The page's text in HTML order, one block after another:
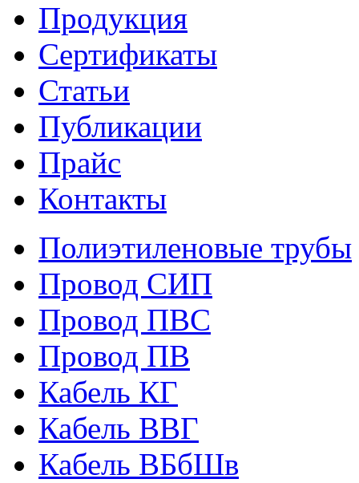
Продукция
Сертификаты
Статьи
Публикации
Прайс
Контакты
Полиэтиленовые трубы
Провод СИП
Провод ПВС
Провод ПВ
Кабель КГ
Кабель ВВГ
Кабель ВБбШв